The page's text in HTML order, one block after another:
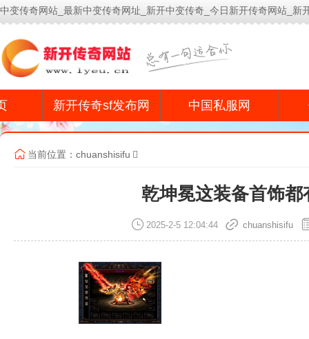
中变传奇网站_最新中变传奇网址_新开中变传奇_今日新开传奇网站_新
新开传奇sf发布网 中国私服网
当前位置： chuanshisifu
乾坤冕这装备首饰
2025-2-5 12:04:44 chuanshisifu